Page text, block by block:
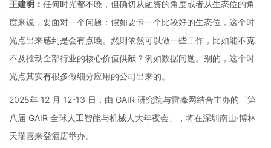
王建明： 任何时光都不晚，但确切从融资的角度或者从生态位的角
度来说，要面对一个问题：假如要卡一个比较好的生态位，这个时
光点出来感到是会有点晚。然则依然可以做一些工作，比如能不克
不及推动全部行业的核心价值供献？例如数据问题。别的，这个时
光点其实有很多做细分应用的公司出来的。
2025年 12 月 12-13 日，由 GAIR 研究院与雷峰网结合主办的「第
八届 GAIR 全球人工智能与机械人大年夜会」，将在深圳南山·博林
天瑞喜来登酒店举办。